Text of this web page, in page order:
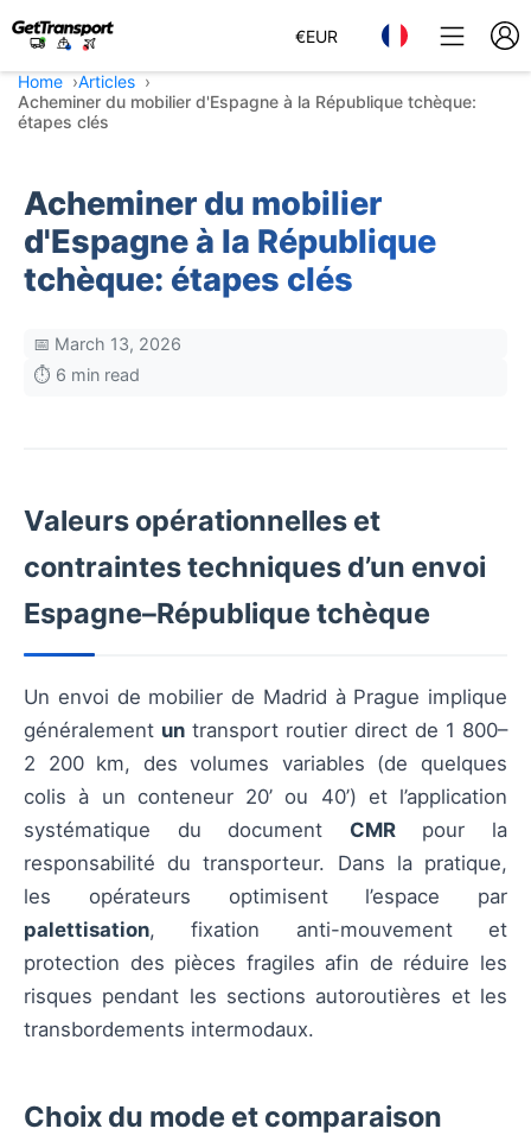
€EUR
Home
Articles
Acheminer du mobilier d'Espagne à la République tchèque:
étapes clés
Acheminer du mobilier
d'Espagne à la République
tchèque: étapes clés
📅 March 13, 2026
⏱️ 6 min read
Valeurs opérationnelles et
contraintes techniques d’un envoi
Espagne–République tchèque
Un envoi de mobilier de Madrid à Prague implique
généralement un transport routier direct de 1 800–
2 200 km, des volumes variables (de quelques
colis à un conteneur 20’ ou 40’) et l’application
systématique du document CMRpour la
responsabilité du transporteur. Dans la pratique,
les opérateurs optimisent l’espace par
palettisation, fixation anti-mouvement et
protection des pièces fragiles afin de réduire les
risques pendant les sections autoroutières et les
transbordements intermodaux.
Choix du mode et comparaison